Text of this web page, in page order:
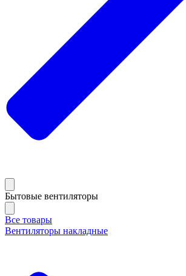
Бытовые вентиляторы
Все товары
Вентиляторы накладные